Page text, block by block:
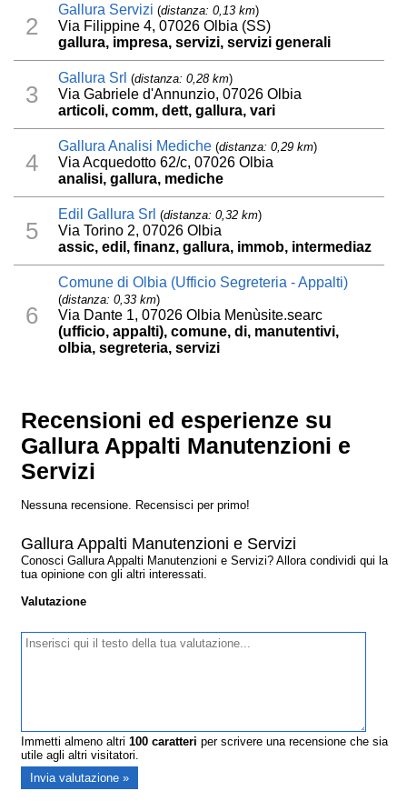
2
Gallura Servizi (distanza: 0,13 km)
Via Filippine 4, 07026 Olbia (SS)
gallura, impresa, servizi, servizi generali
3
Gallura Srl (distanza: 0,28 km)
Via Gabriele d'Annunzio, 07026 Olbia
articoli, comm, dett, gallura, vari
4
Gallura Analisi Mediche (distanza: 0,29 km)
Via Acquedotto 62/c, 07026 Olbia
analisi, gallura, mediche
5
Edil Gallura Srl (distanza: 0,32 km)
Via Torino 2, 07026 Olbia
assic, edil, finanz, gallura, immob, intermediaz
6
Comune di Olbia (Ufficio Segreteria - Appalti)
(distanza: 0,33 km)
Via Dante 1, 07026 Olbia Menùsite.searc
(ufficio, appalti), comune, di, manutentivi,
olbia, segreteria, servizi
Recensioni ed esperienze su
Gallura Appalti Manutenzioni e
Servizi
Nessuna recensione. Recensisci per primo!
Gallura Appalti Manutenzioni e Servizi
Conosci Gallura Appalti Manutenzioni e Servizi? Allora condividi qui la
tua opinione con gli altri interessati.
Valutazione
Immetti almeno altri100 caratteri per scrivere una recensione che sia
utile agli altri visitatori.